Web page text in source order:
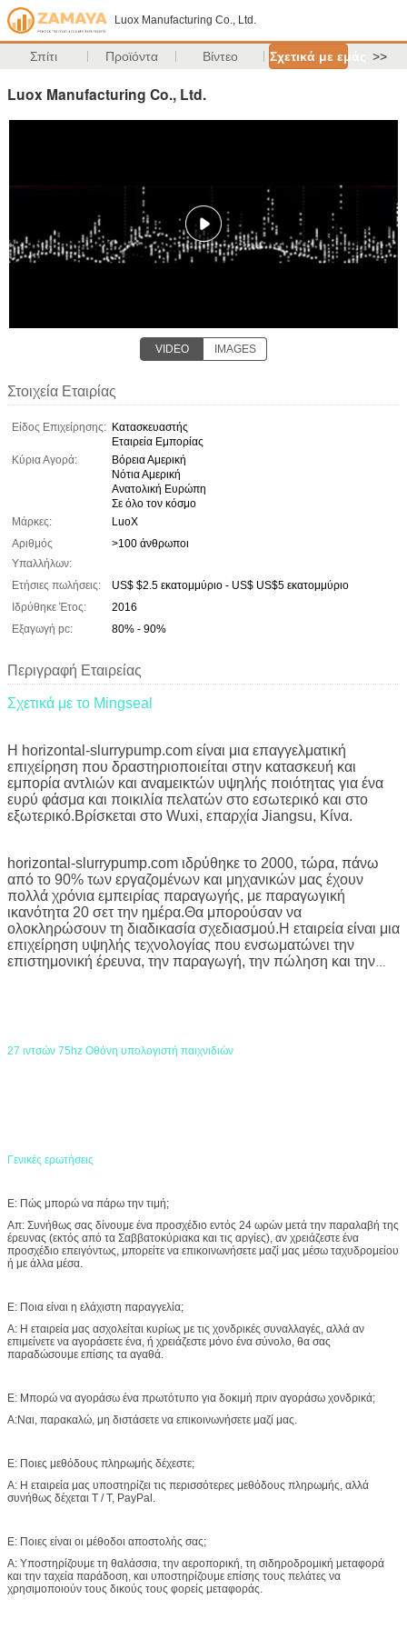
Luox Manufacturing Co., Ltd.
Σπίτι Προϊόντα Βίντεο Σχετικά με εμάς >>
Luox Manufacturing Co., Ltd.
VIDEO IMAGES
Στοιχεία Εταιρίας
Είδος Επιχείρησης: Κατασκευαστής
Εταιρεία Εμπορίας
Κύρια Αγορά:
Βόρεια Αμερική
Νότια Αμερική
Ανατολική Ευρώπη
Σε όλο τον κόσμο
Μάρκες:
LuoX
Αριθμός
Υπαλλήλων:
>100 άνθρωποι
Ετήσιες πωλήσεις:
US$ $2.5 εκατομμύριο - US$ US$5 εκατομμύριο
Ιδρύθηκε Έτος:
2016
Εξαγωγή pc:
80% - 90%
Περιγραφή Εταιρείας
Σχετικά με το Mingseal
Η horizontal-slurrypump.com είναι μια επαγγελματική
επιχείρηση που δραστηριοποιείται στην κατασκευή και
εμπορία αντλιών και αναμεικτών υψηλής ποιότητας για ένα
ευρύ φάσμα και ποικιλία πελατών στο εσωτερικό και στο
εξωτερικό.Βρίσκεται στο Wuxi, επαρχία Jiangsu, Κίνα.
horizontal-slurrypump.com ιδρύθηκε το 2000, τώρα, πάνω
από το 90% των εργαζομένων και μηχανικών μας έχουν
πολλά χρόνια εμπειρίας παραγωγής, με παραγωγική
ικανότητα 20 σετ την ημέρα.Θα μπορούσαν να
ολοκληρώσουν τη διαδικασία σχεδιασμού.Η εταιρεία είναι μια
επιχείρηση υψηλής τεχνολογίας που ενσωματώνει την
επιστημονική έρευνα, την παραγωγή, την πώληση και την
27 ιντσών 75hz Οθόνη υπολογιστή παιχνιδιών
Γενικές ερωτήσεις
Ε: Πώς μπορώ να πάρω την τιμή;
Απ: Συνήθως σας δίνουμε ένα προσχέδιο εντός 24 ωρών μετά την παραλαβή της
έρευνας (εκτός από τα Σαββατοκύριακα και τις αργίες), αν χρειάζεστε ένα
προσχέδιο επειγόντως, μπορείτε να επικοινωνήσετε μαζί μας μέσω ταχυδρομείου
ή με άλλα μέσα.
Ε: Ποια είναι η ελάχιστη παραγγελία;
Α: Η εταιρεία μας ασχολείται κυρίως με τις χονδρικές συναλλαγές, αλλά αν
επιμείνετε να αγοράσετε ένα, ή χρειάζεστε μόνο ένα σύνολο, θα σας
παραδώσουμε επίσης τα αγαθά.
Ε: Μπορώ να αγοράσω ένα πρωτότυπο για δοκιμή πριν αγοράσω χονδρικά;
Α:Ναι, παρακαλώ, μη διστάσετε να επικοινωνήσετε μαζί μας.
Ε: Ποιες μεθόδους πληρωμής δέχεστε;
Α: Η εταιρεία μας υποστηρίζει τις περισσότερες μεθόδους πληρωμής, αλλά
συνήθως δέχεται T / T, PayPal.
Ε: Ποιες είναι οι μέθοδοι αποστολής σας;
Α: Υποστηρίζουμε τη θαλάσσια, την αεροπορική, τη σιδηροδρομική μεταφορά
και την ταχεία παράδοση, και υποστηρίζουμε επίσης τους πελάτες να
χρησιμοποιούν τους δικούς τους φορείς μεταφοράς.